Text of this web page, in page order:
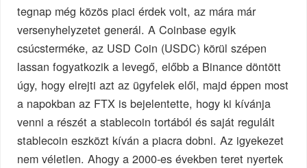
tegnap még közös piaci érdek volt, az mára már
versenyhelyzetet generál. A Coinbase egyik
csúcsterméke, az USD Coin (USDC) körül szépen
lassan fogyatkozik a levegő, előbb a Binance döntött
úgy, hogy elrejti azt az ügyfelek elől, majd éppen most
a napokban az FTX is bejelentette, hogy ki kívánja
venni a részét a stablecoin tortából és saját regulált
stablecoin eszközt kíván a piacra dobni. Az igyekezet
nem véletlen. Ahogy a 2000-es években teret nyertek